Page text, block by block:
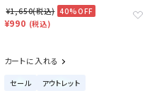
¥1,650(税込) 40%OFF
¥990 (税込)
カートに入れる
セール アウトレット